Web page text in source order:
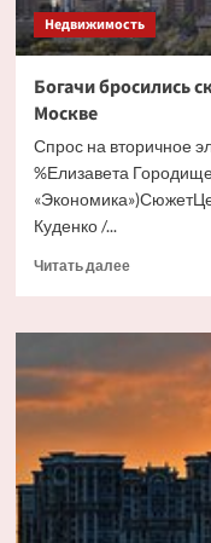
Недвижимость
Богачи бросились
Москве
Спрос на вторичное
%Елизавета
Куденко /...
Читать далееПрочитать
Богачи
бросились
скупать
элитного
жилья
в
Москве